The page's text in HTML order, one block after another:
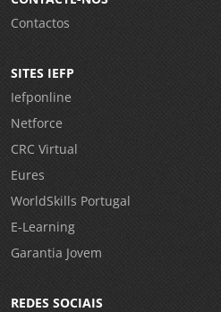
Contactos
SITES IEFP
Iefponline
Netforce
CRC Virtual
Eures
WorldSkills Portugal
E-Learning
Garantia Jovem
REDES SOCIAIS